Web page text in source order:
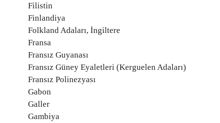
Filistin
Finlandiya
Folkland Adaları, İngiltere
Fransa
Fransız Guyanası
Fransız Güney Eyaletleri (Kerguelen Adaları)
Fransız Polinezyası
Gabon
Galler
Gambiya